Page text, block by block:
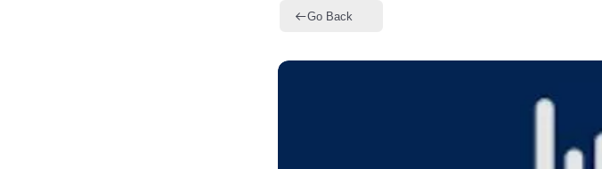
Go Back